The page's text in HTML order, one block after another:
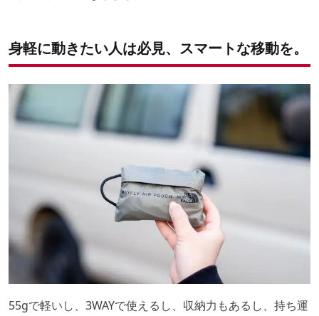
身軽に動きたい人は必見、スマートな移動を。
55gで軽いし、3WAYで使えるし、収納力もあるし、持ち運